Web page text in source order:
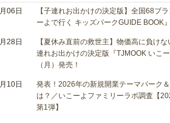
06日
【子連れお出かけの決定版】全国68ブ
ーよで行く キッズパークGUIDE BOOK
28日
【夏休み直前の救世主】物価高に負け
連れお出かけの決定版『TJMOOK いこ
（月）発売！
10日
発表！2026年の新規開業テーマパーク
は？／いこーよファミリーラボ調査【
第1弾】